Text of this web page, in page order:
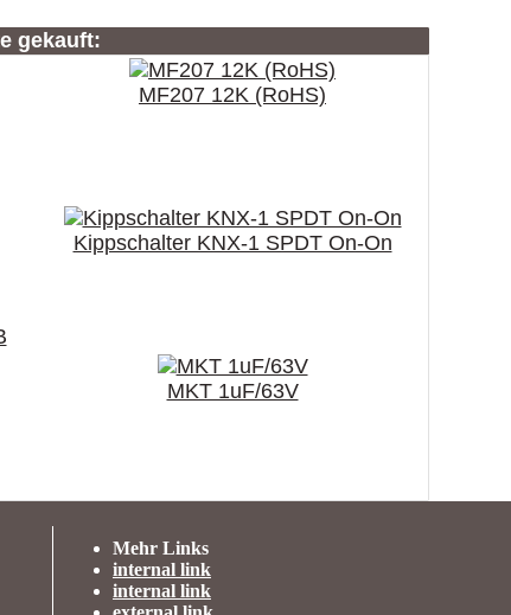
gekauft:
MF207 12K (RoHS)
Kippschalter KNX-1 SPDT On-On
MKT 1uF/63V
Mehr Links
internal link
internal link